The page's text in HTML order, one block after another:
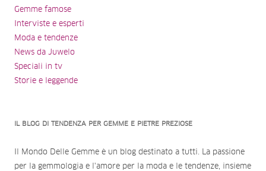
Gemme famose
Interviste e esperti
Moda e tendenze
News da Juwelo
Speciali in tv
Storie e leggende
IL BLOG DI TENDENZA PER GEMME E PIETRE PREZIOSE
Il Mondo Delle Gemme è un blog destinato a tutti. La passione
per la gemmologia e l'amore per la moda e le tendenze, insieme